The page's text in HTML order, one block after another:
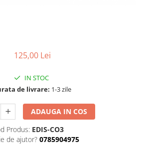
125,00 Lei
IN STOC
de livrare: 1-3 zile
ADAUGA IN COS
Produs: EDIS-CO3
de ajutor? 0785904975